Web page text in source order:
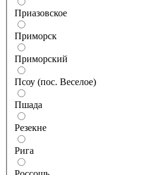
Приазовское
Приморск
Приморский
Псоу (пос. Веселое)
Пшада
Резекне
Рига